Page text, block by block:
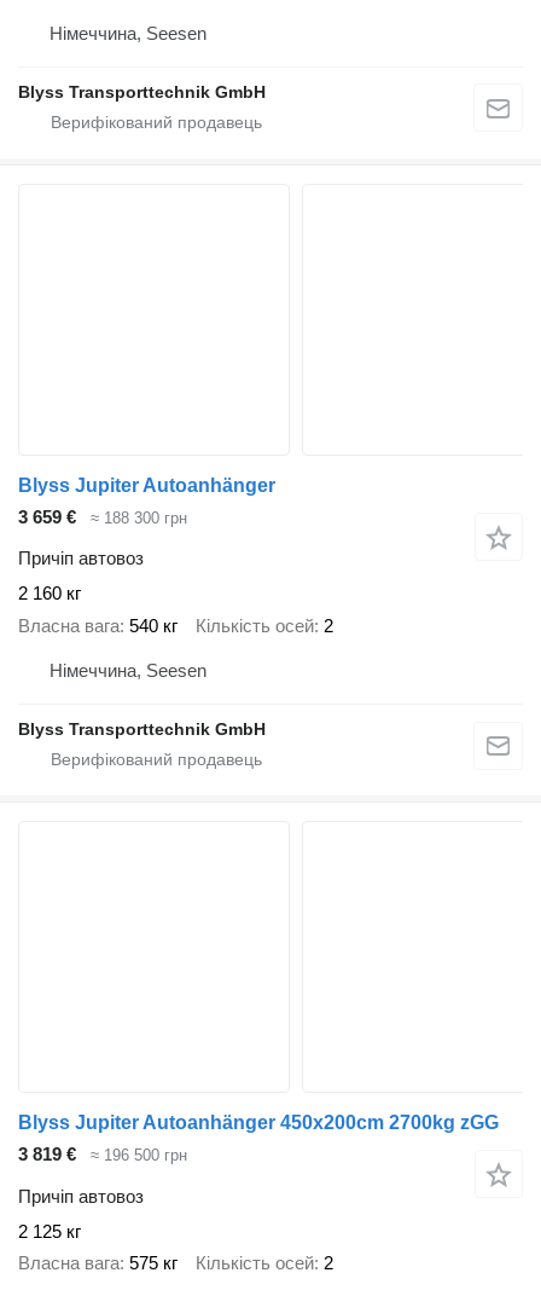
Німеччина, Seesen
Blyss Transporttechnik GmbH
Blyss Jupiter Autoanhänger
3 659 €
≈ 188 300 грн
Причіп автовоз
2 160 кг
Власна вага 540 кг Кількість осей 2
Німеччина, Seesen
Blyss Transporttechnik GmbH
Blyss Jupiter Autoanhänger 450x200cm 2700kg zGG
3 819 €
≈ 196 500 грн
Причіп автовоз
2 125 кг
Власна вага 575 кг Кількість осей 2